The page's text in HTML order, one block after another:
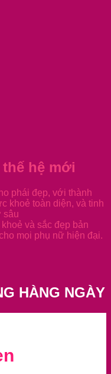
hệ mới
phái đẹp, với thành
khoẻ toàn diện, và tinh
sâu
và sắc đẹp bản
mọi phụ nữ hiện đại.
HÀNG NGÀY